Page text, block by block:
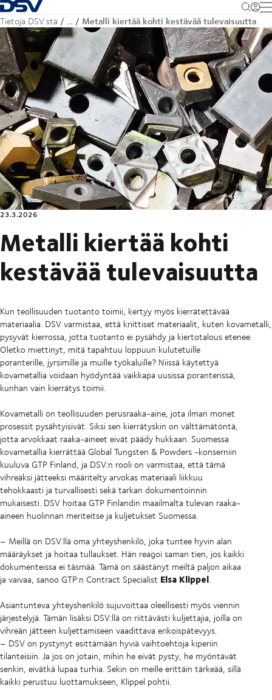
Takaisin kotisivulle
Tietoja DSV:stä … Metalli kiertää kohti kestävää tulevaisuutta
23.3.2026
Metalli kiertää kohti
kestävää tulevaisuutta
Kun teollisuuden tuotanto toimii, kertyy myös kierrätettävää
materiaalia. DSV varmistaa, että kriittiset materiaalit, kuten kovametalli,
pysyvät kierrossa, jotta tuotanto ei pysähdy ja kiertotalous etenee.
Oletko miettinyt, mitä tapahtuu loppuun kulutetuille
poranterille, jyrsimille ja muille työkaluille? Niissä käytettyä
kovametallia voidaan hyödyntää vaikkapa uusissa poranterissä,
kunhan vain kierrätys toimii.
Kovametalli on teollisuuden perusraaka-aine, jota ilman monet
prosessit pysähtyisivät. Siksi sen kierrätyskin on välttämätöntä,
jotta arvokkaat raaka-aineet eivät päädy hukkaan. Suomessa
kovametallia kierrättää Global Tungsten & Powders -konserniin
kuuluva GTP Finland, ja DSV:n rooli on varmistaa, että tämä
vihreäksi jätteeksi määritelty arvokas materiaali liikkuu
tehokkaasti ja turvallisesti sekä tarkan dokumentoinnin
mukaisesti. DSV hoitaa GTP Finlandin maailmalta tulevan raaka-
aineen huolinnan meriteitse ja kuljetukset Suomessa.
– Meillä on DSV:llä oma yhteyshenkilö, joka tuntee hyvin alan
määräykset ja hoitaa tullaukset. Hän reagoi saman tien, jos kaikki
dokumenteissa ei täsmää. Tämä on säästänyt meiltä paljon aikaa
ja vaivaa, sanoo GTP:n Contract Specialist Elsa Klippel.
Asiantunteva yhteyshenkilö sujuvoittaa oleellisesti myös viennin
järjestelyjä. Tämän lisäksi DSV:llä on riittävästi kuljettajia, joilla on
vihreän jätteen kuljettamiseen vaadittava erikoispätevyys.
– DSV on pystynyt esittämään hyviä vaihtoehtoja kiperiin
tilanteisiin. Ja jos on jotain, mihin he eivät pysty, he myöntävät
senkin, eivätkä lupaa turhia. Sekin on meille erittäin tärkeää, sillä
kaikki perustuu luottamukseen, Klippel pohtii.